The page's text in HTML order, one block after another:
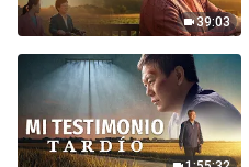
39:03